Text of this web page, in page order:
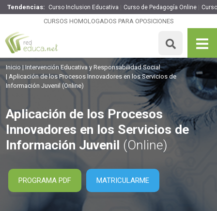
Tendencias: Curso Inclusion Educativa Curso de Pedagogía Online
CURSOS HOMOLOGADOS PARA OPOSICIONES
Aplicación de los Procesos Innovadores en los Servicios
de Información Juvenil
30 H
Inicio
Intervención Educativa y Responsabilidad Social
Aplicación de los Procesos Innovadores en los Servicios de
Información Juvenil (Online)
Aplicación de los Procesos
Innovadores en los Servicios de
Información Juvenil (Online)
PROGRAMA PDF MATRICULARME